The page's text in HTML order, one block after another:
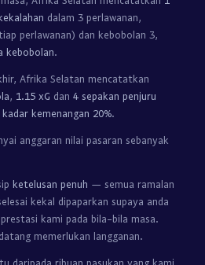
dalam 3 perlawanan,
perlawanan) dan kebobolan 3,
kebobolan.
Afrika Selatan mencatatkan
, 1.15 xG dan 4 sepakan penjuru
kadar kemenangan 20%.
anggaran nilai pasaran sebanyak
ketelusan penuh — semua ramalan
kekal dipaparkan supaya anda
kami pada bila-bila masa.
memerlukan langganan.